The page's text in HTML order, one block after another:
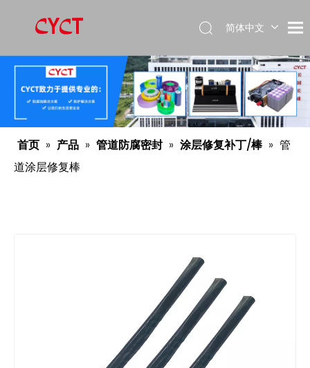
简体中文
English
首页 » 产品 » 管道防腐密封 » 涂层修复补丁/棒 » 管
道涂层修复棒